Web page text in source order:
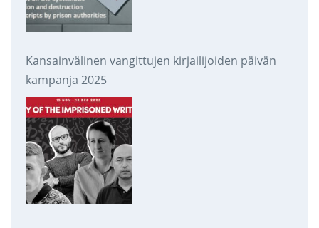
Kansainvälinen vangittujen kirjailijoiden päivän
kampanja 2025